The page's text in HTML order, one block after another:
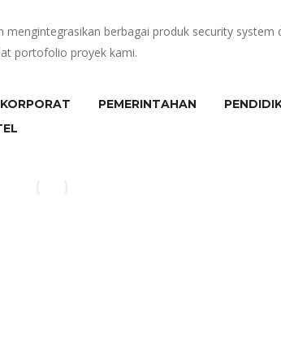
berbagai produk security system
portofolio proyek kami.
KORPORAT PEMERINTAHAN